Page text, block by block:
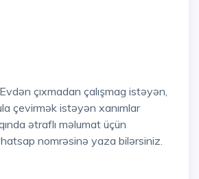
çıxmadan çalışmag istəyən,
çevirmək istəyən xanımlar
ətraflı məlumat üçün
nomrəsinə yaza bilərsiniz.